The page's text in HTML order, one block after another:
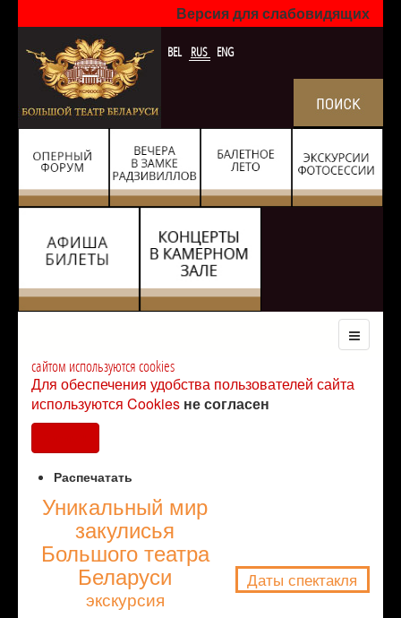
Версия для слабовидящих
BEL RUS ENG
сайтом используются cookies
Для обеспечения удобства пользователей сайта
используются Cookies не согласен
Распечатать
Уникальный мир
закулисья
Большого театра
Беларуси
экскурсия
Даты спектакля